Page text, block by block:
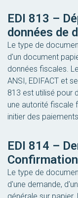
EDI 813 –
données de
Le type de
d'un document
données fiscales.
ANSI, EDIFACT et
813 est utilisé pour
une autorité fiscale
initier des
EDI 814 –
Le type de
d'une demande,